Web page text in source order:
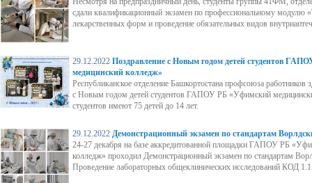
сдали квалификационный экзамен по профессиональному модулю
лекарственных форм и проведение обязательных видов
29.12.2022 Поздравление с Новым годом детей студентов
медицинский колледж»
Республиканское отделение Башкортостана профсоюза работников
с Новым годом детей студентов ГАПОУ РБ «Уфимский
студентов имеют 75 детей до 14 лет.
29.12.2022 Демонстрационный экзамен по стандартам
24-27 декабря на базе аккредитованной площадки ГАПОУ РБ
колледж» проходил Демонстрационный экзамен по стандартам
Проведение лабораторных общеклинических исследований КОД